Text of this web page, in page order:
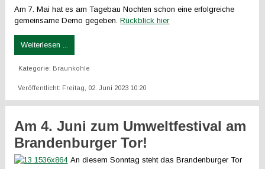
Am 7. Mai hat es am Tagebau Nochten schon eine erfolgreiche
gemeinsame Demo gegeben.Rückblick hier
Weiterlesen ...
Kategorie: Braunkohle
Veröffentlicht: Freitag, 02. Juni 2023 10:20
Am 4. Juni zum Umweltfestival am
Brandenburger Tor!
An diesem Sonntag steht das Brandenburger Tor